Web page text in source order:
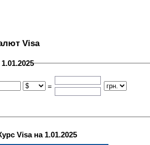
Visa
=
Visa на 1.01.2025